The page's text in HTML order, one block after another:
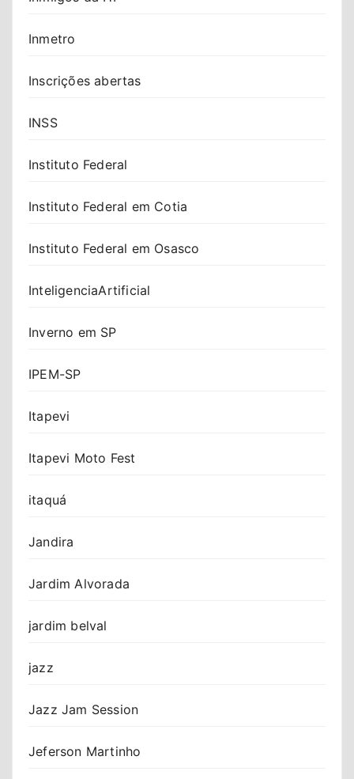
Inmetro
Inscrições abertas
INSS
Instituto Federal
Instituto Federal em Cotia
Instituto Federal em Osasco
InteligenciaArtificial
Inverno em SP
IPEM-SP
Itapevi
Itapevi Moto Fest
itaquá
Jandira
Jardim Alvorada
jardim belval
jazz
Jazz Jam Session
Jeferson Martinho